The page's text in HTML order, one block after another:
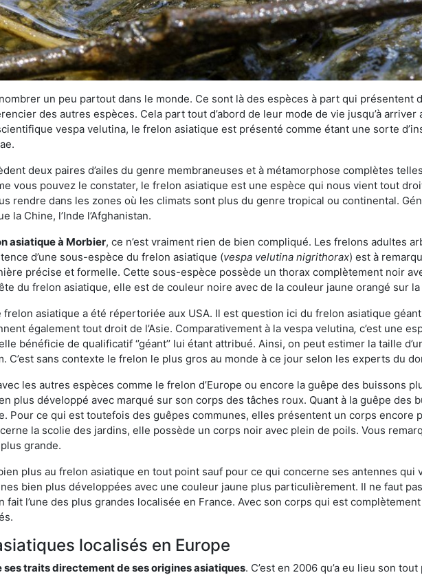
un peu partout dans le monde. Ce sont là des espèces à part qui présentent
des autres espèces. Cela part tout d’abord de leur mode de vie jusqu’à
vespa velutina, le frelon asiatique est présenté comme étant une sorte
deux paires d’ailes du genre membraneuses et à métamorphose complètes
vous pouvez le constater, le frelon asiatique est une espèce qui nous vient tout
rendre dans les zones où les climats sont plus du genre tropical ou continental.
la Chine, l’Inde l’Afghanistan.
asiatiqueà Morbier, ce n’est vraiment rien de bien compliqué. Les frelons adultes
d’une sous-espèce du frelon asiatique (vespa velutina nigrithorax) est à
précise et formelle. Cette sous-espèce possède un thorax complètement noir
du frelon asiatique, elle est de couleur noire avec de la couleur jaune orangé sur la
asiatique a été répertoriée aux USA. Il est question ici du frelon asiatique
également tout droit de l’Asie. Comparativement à la vespa velutina, c’est une
bénéficie de qualificatif ‘’géant’’ lui étant attribué. Ainsi, on peut estimer la taille
C’est sans contexte le frelon le plus gros au monde à ce jour selon les experts du
les autres espèces comme le frelon d’Europe ou encore la guêpe des buissons
plus développé avec marqué sur son corps des tâches roux. Quant à la guêpe des
Pour ce qui est toutefois des guêpes communes, elles présentent un corps encore
la scolie des jardins, elle possède un corps noir avec plein de poils. Vous
grande.
plus au frelon asiatique en tout point sauf pour ce qui concerne ses antennes qui
bien plus développées avec une couleur jaune plus particulièrement. Il ne faut
fait l’une des plus grandes localisée en France. Avec son corps qui est
localisés en Europe
ses traits directement de ses origines asiatiques. C’est en 2006 qu’a eu lieu son